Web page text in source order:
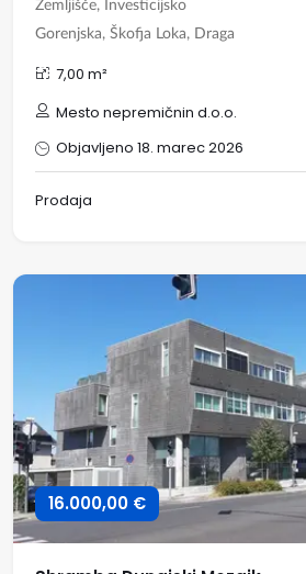
Zemljišče, Investicijsko
Gorenjska, Škofja Loka, Draga
7,00 m²
Mesto nepremičnin d.o.o.
Objavljeno 18. marec 2026
Prodaja
16.000,00 €